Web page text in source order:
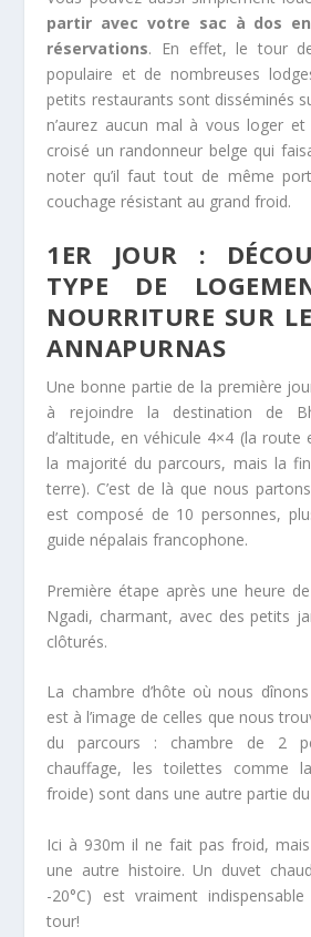
partir avec votre sac à dos
réservations. En effet, le tour
populaire et de nombreuses
petits restaurants sont disséminés
n’aurez aucun mal à vous loger et
croisé un randonneur belge qui
noter qu’il faut tout de même
couchage résistant au grand froid.
1ER JOUR :
TYPE DE
NOURRITURE SUR
ANNAPURNAS
Une bonne partie de la première
à rejoindre la destination de
d’altitude, en véhicule 4×4 (la
la majorité du parcours, mais la
terre). C’est de là que nous
est composé de 10 personnes,
guide népalais francophone.
Première étape après une heure
Ngadi, charmant, avec des petits
clôturés.
La chambre d’hôte où nous
est à l’image de celles que nous
du parcours : chambre de 2
chauffage, les toilettes comme
froide) sont dans une autre partie
Ici à 930m il ne fait pas froid,
une autre histoire. Un duvet
-20°C) est vraiment
tour!